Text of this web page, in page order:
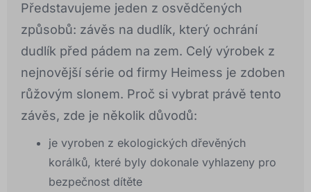
Představujeme jeden z osvědčených
způsobů: závěs na dudlík, který ochrání
dudlík před pádem na zem. Celý výrobek z
nejnovější série od firmy Heimess je zdoben
růžovým slonem. Proč si vybrat právě tento
závěs, zde je několik důvodů:
je vyroben z ekologických dřevěných
korálků, které byly dokonale vyhlazeny pro
bezpečnost dítěte